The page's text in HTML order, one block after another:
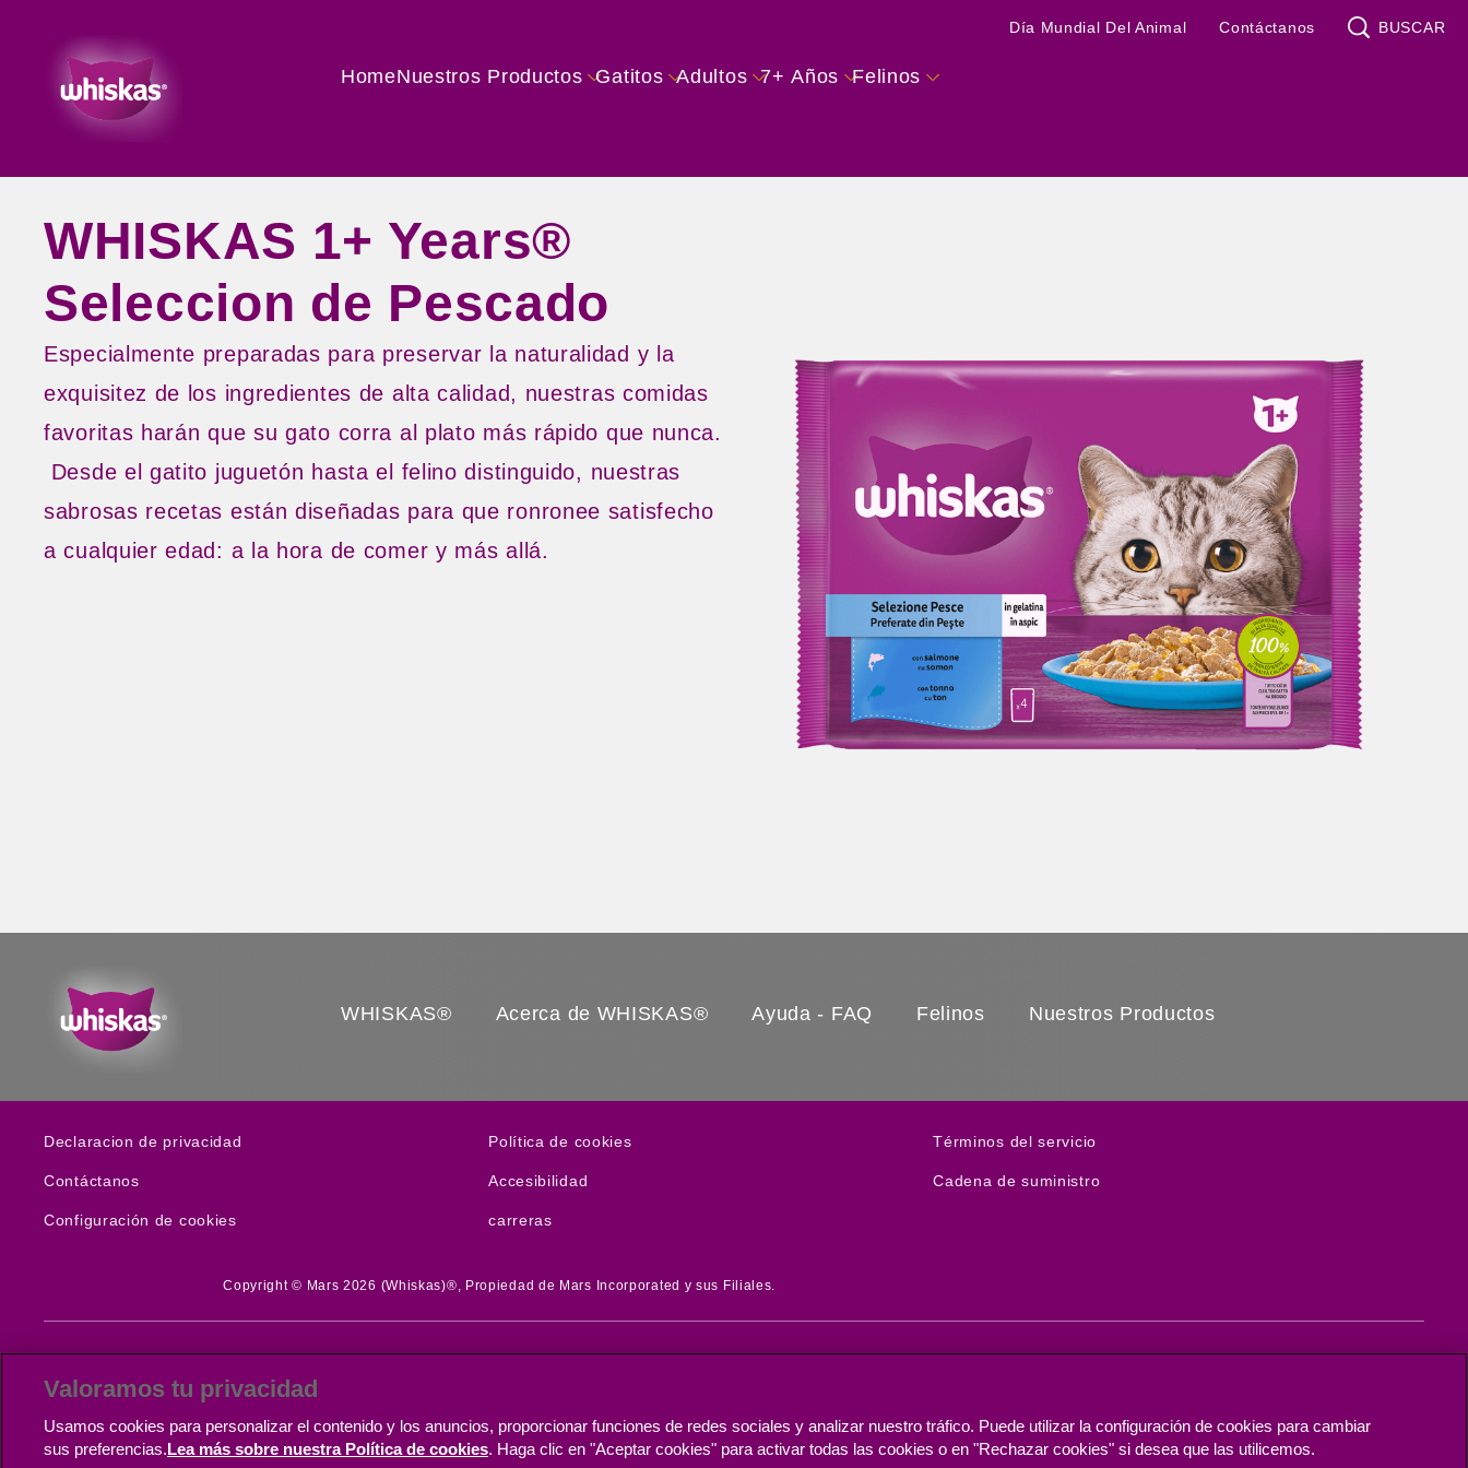
HomeNuestros Productos Gatitos Adultos 7+ Años Felinos
Día Mundial Del Animal Contáctanos (opens in new
BUSCAR
WHISKAS 1+ Years®
Seleccion de Pescado
Especialmente preparadas para preservar la naturalidad y la
exquisitez de los ingredientes de alta calidad, nuestras comidas
favoritas harán que su gato corra al plato más rápido que nunca.
Desde el gatito juguetón hasta el felino distinguido, nuestras
sabrosas recetas están diseñadas para que ronronee satisfecho
a cualquier edad: a la hora de comer y más allá.
WHISKAS® Acerca de WHISKAS® Ayuda - FAQ Felinos Nuestros Productos
Declaracion de privacidad
(opens in new window) Política de cookies
(opens in new window) Términos del servicio
(opens in new window)
Contáctanos Accesibilidad
(opens in new window) Cadena de suministro
(opens in new window)
Configuración de cookies carreras
(opens in new window)
Copyright © Mars 2026 (Whiskas)®, Propiedad de Mars Incorporated y sus Filiales.
Ver aquí(opens in new window)
Valoramos tu privacidad
Usamos cookies para personalizar el contenido y los anuncios, proporcionar funciones de redes sociales y analizar nuestro tráfico. Puede utilizar la configuración de cookies para cambiar
sus preferencias. Lea más sobre nuestra Política de cookies(opens in a new tab)
. Haga clic en "Aceptar cookies" para activar todas las cookies o en "Rechazar cookies" si desea que las utilicemos.